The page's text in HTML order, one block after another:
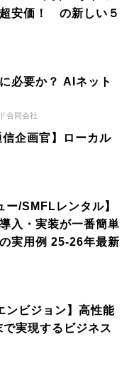
安価！ の新しい５
必要か？ AIネット
合同会社
信企画官】ローカル
ー/SMFLレンタル】
入・実装が一番簡単
実用例 25-26年最新
ンビジョン】高性能
実現するビジネス